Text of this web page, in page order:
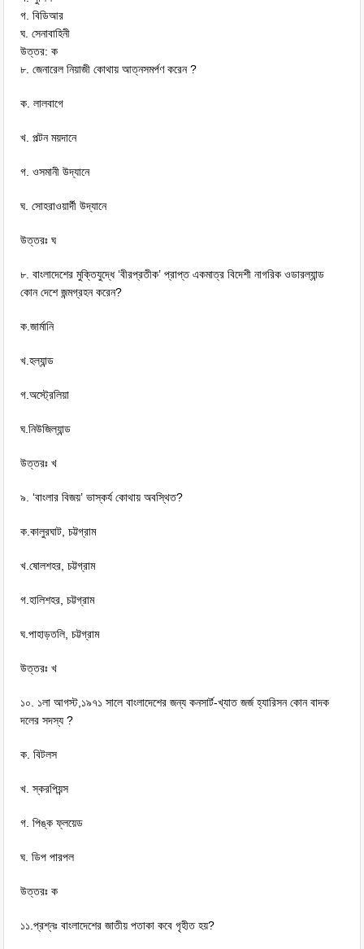
গ. বিডিআর
ঘ. সেনাবাহিনী
উত্তর: ক
৮. জেনারেল নিয়াজী কোথায় আত্নসমর্পণ করেন ?
ক. লালবাগে
খ. পল্টন ময়দানে
গ. ওসমানী উদ্যানে
ঘ. সোহরাওয়ার্দী উদ্যানে
উত্তরঃ ঘ
৮. বাংলাদেশের মুক্তিযুদ্ধে ‘বীরপ্রতীক’ প্রাপ্ত একমাত্র বিদেশী নাগরিক ওডারল্যান্ড
কোন দেশে জন্মগ্রহন করেন?
ক.জার্মানি
খ.হল্যান্ড
গ.অস্ট্রেলিয়া
ঘ.নিউজিল্যান্ড
উত্তরঃ খ
৯. ‘বাংলার বিজয়’ ভাস্কর্য কোথায় অবস্থিত?
ক.কালুরঘাট, চট্টগ্রাম
খ.ষোলশহর, চট্টগ্রাম
গ.হালিশহর, চট্টগ্রাম
ঘ.পাহাড়তলি, চট্টগ্রাম
উত্তরঃ খ
১০. ১লা আগস্ট,১৯৭১ সালে বাংলাদেশের জন্য কনসার্ট-খ্যাত জর্জ হ্যারিসন কোন বাদক
দলের সদস্য ?
ক. বিটলস
খ. স্করপিয়ন্স
গ. পিঙ্ক ফ্লয়েড
ঘ. ডিপ পারপল
উত্তরঃ ক
১১.প্রশ্নঃ বাংলাদেশের জাতীয় পতাকা কবে গৃহীত হয়?